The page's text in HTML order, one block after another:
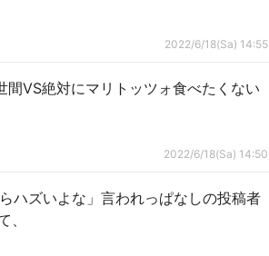
2022/6/18(Sa) 14:55
VS絶対にマリトッツォ食べたくない
2022/6/18(Sa) 14:50
ハズいよな」言われっぱなしの投稿者
って、